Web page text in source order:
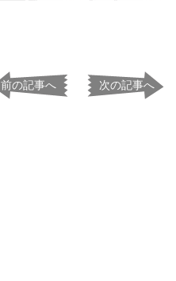
前の記事へ 次の記事へ